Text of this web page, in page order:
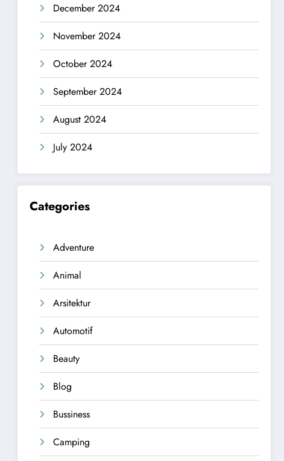
December 2024
November 2024
October 2024
September 2024
August 2024
July 2024
Categories
Adventure
Animal
Arsitektur
Automotif
Beauty
Blog
Bussiness
Camping